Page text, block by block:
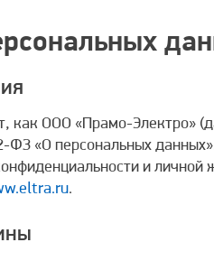
как ООО «Прамо-Электро»
«О персональных
и
.